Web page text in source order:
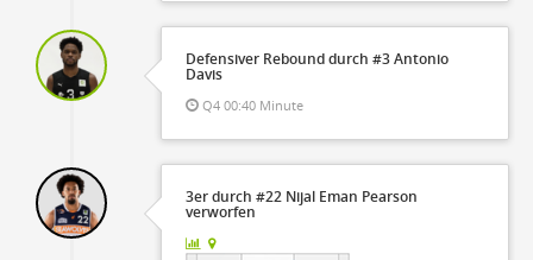
Defensiver Rebound durch #3 Antonio
Davis
Q4 00:40 Minute
3er durch #22 Nijal Eman Pearson
verworfen